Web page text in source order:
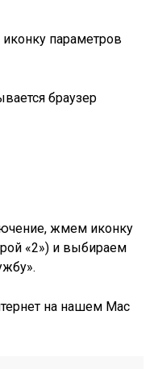
параметров
браузер
жмем иконку
«2») и выбираем
на нашем Mac